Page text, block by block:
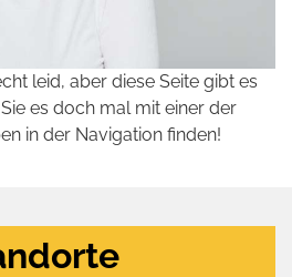
leid, aber diese Seite gibt es
es doch mal mit einer der
in der Navigation finden!